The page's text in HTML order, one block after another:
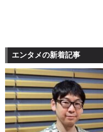
エンタメの新着記事